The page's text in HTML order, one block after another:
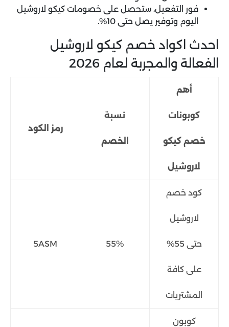
فور التفعيل، ستحصل على خصومات كيكو لاروشيل
اليوم وتوفير يصل حتى 10%.
احدث اكواد خصم كيكو لاروشيل
الفعالة والمجربة لعام 2026
أهم
كوبونات
خصم كيكو
لاروشيل
نسبة
الخصم
رمز الكود
كود خصم
لاروشيل
حتى 55%
على كافة
المشتريات
55%
5ASM
كوبون